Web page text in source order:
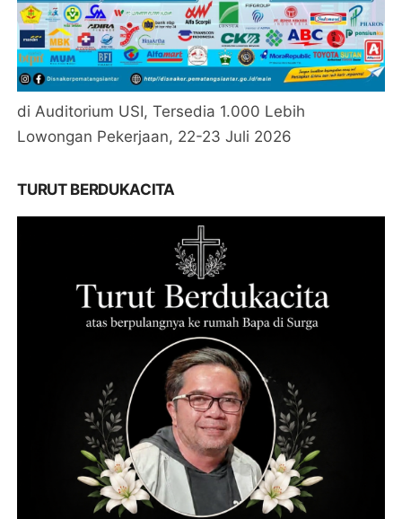
di Auditorium USI, Tersedia 1.000 Lebih
Lowongan Pekerjaan, 22-23 Juli 2026
TURUT BERDUKACITA